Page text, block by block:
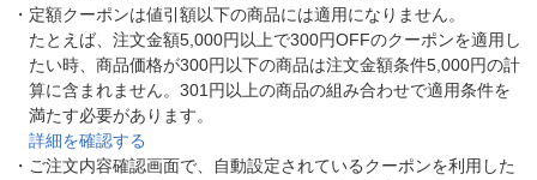
・ 定額クーポンは値引額以下の商品には適用になりません。
たとえば、注文金額5,000円以上で300円OFFのクーポンを適用し
たい時、商品価格が300円以下の商品は注文金額条件5,000円の計
算に含まれません。301円以上の商品の組み合わせで適用条件を
満たす必要があります。
詳細を確認する
・ ご注文内容確認画面で、自動設定されているクーポンを利用した